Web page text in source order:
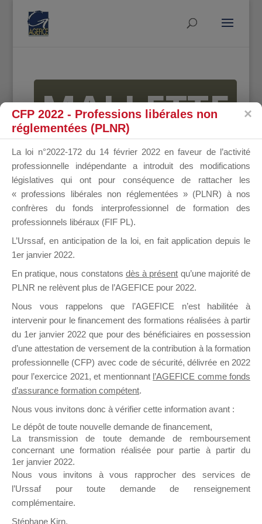
MALLETTE
DU
DIRIGEANT
il y a un mois
Ce groupe est destiné aux Organismes de
Formation qui souhaitent répondre à l’Appel à
Propositions Mallette du Dirigeant.
Ce groupe propose un forum dédié au support
sur lequel il est possible de laisser un message
ou poser une question.
NB : Il est nécessaire d’être
pouvoir rejoindre ce groupe
CFP 2022 - Professions libérales non
réglementées (PLNR)
La loi n°2022-172 du 14 février 2022 en faveur de l’activité
professionnelle indépendante a introduit des modifications
législatives qui ont pour conséquence de rattacher les
« professions libérales non réglementées » (PLNR) à nos
confrères du fonds interprofessionnel de formation des
professionnels libéraux (FIF PL).
L’Urssaf, en anticipation de la loi, en fait application depuis le
1er janvier 2022.
En pratique, nous constatons dès à présent qu’une majorité de
PLNR ne relèvent plus de l’AGEFICE pour 2022.
Nous vous rappelons que l’AGEFICE n’est habilitée à
intervenir pour le financement des formations réalisées à partir
du 1er janvier 2022 que pour des bénéficiaires en possession
d’une attestation de versement de la contribution à la formation
professionnelle (CFP) avec code de sécurité, délivrée en 2022
pour l’exercice 2021, et mentionnant l’AGEFICE comme fonds
d’assurance formation compétent.
Nous vous invitons donc à vérifier cette information avant :
Le dépôt de toute nouvelle demande de financement,
La transmission de toute demande de remboursement
concernant une formation réalisée pour partie à partir du
1er janvier 2022.
Nous vous invitons à vous rapprocher des services de
l’Urssaf pour toute demande de renseignement
complémentaire.
Stéphane Kirn,